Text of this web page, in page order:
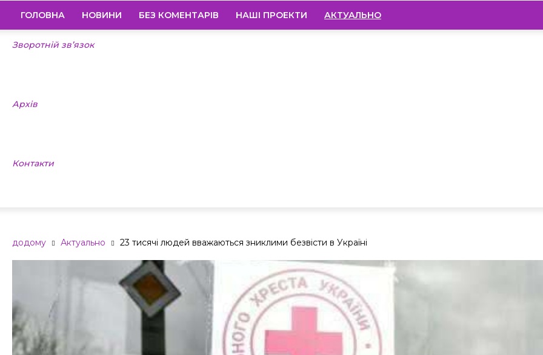
ГОЛОВНА НОВИНИ БЕЗ КОМЕНТАРІВ НАШІ ПРОЕКТИ АКТУАЛЬНО
Зворотній зв’язок
Архів
Контакти
додому Актуально 23 тисячі людей вважаються зниклими безвісти в Україні